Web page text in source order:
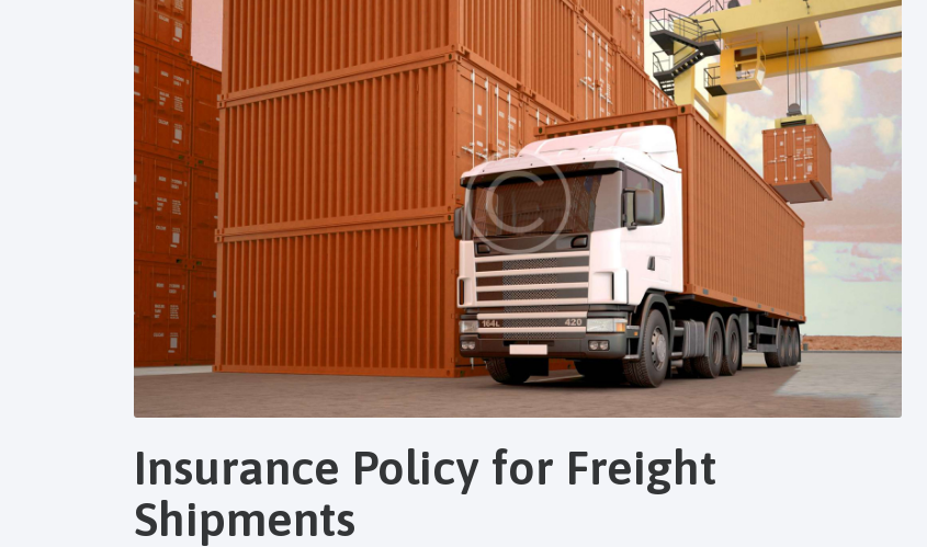
Insurance Policy for Freight
Shipments